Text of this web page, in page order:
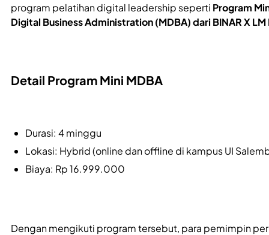
program pelatihan digital leadership seperti Program
Digital Business Administration (MDBA) dari BINAR X LM
Detail Program Mini MDBA
Durasi: 4 minggu
Lokasi: Hybrid (online dan offline di kampus UI
Biaya: Rp 16.999.000
Dengan mengikuti program tersebut, para pemimpin